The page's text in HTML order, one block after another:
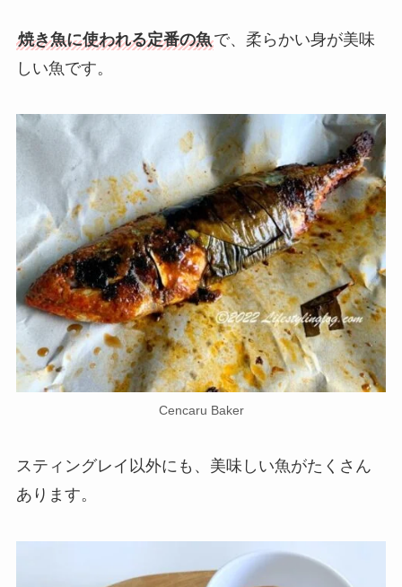
焼き魚に使われる定番の魚で、柔らかい身が美味
しい魚です。
Cencaru Baker
スティングレイ以外にも、美味しい魚がたくさん
あります。